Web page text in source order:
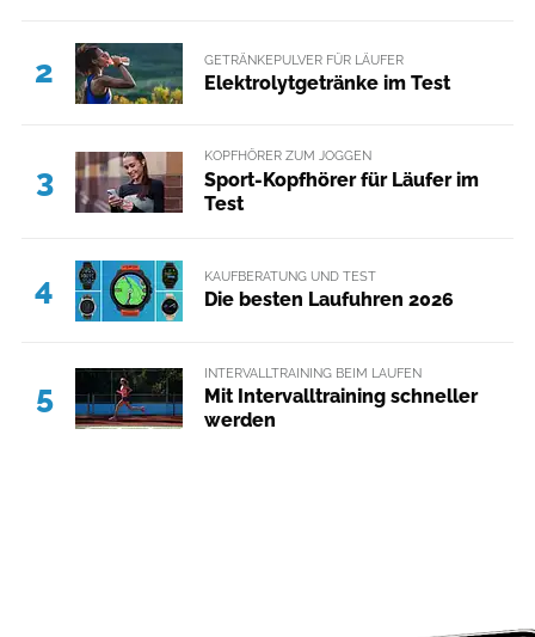
2 GETRÄNKEPULVER FÜR LÄUFER
Elektrolytgetränke im Test
3
KOPFHÖRER ZUM JOGGEN
Sport-Kopfhörer für Läufer im
Test
4 KAUFBERATUNG UND TEST
Die besten Laufuhren 2026
5
INTERVALLTRAINING BEIM LAUFEN
Mit Intervalltraining schneller
werden